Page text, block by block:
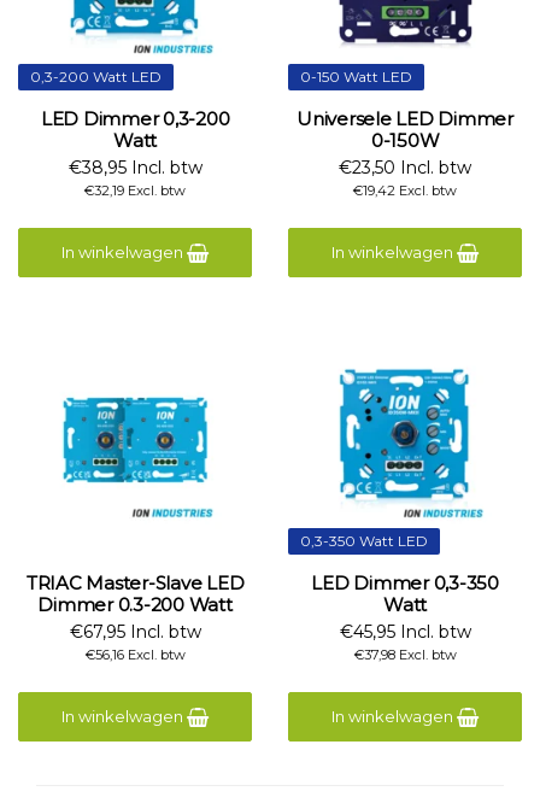
0,3-200 Watt LED
LED Dimmer 0,3-200
Watt
€38,95 Incl. btw
€32,19 Excl. btw
In winkelwagen
0-150 Watt LED
Universele LED Dimmer
0-150W
€23,50 Incl. btw
€19,42 Excl. btw
In winkelwagen
TRIAC Master-Slave LED
Dimmer 0.3-200 Watt
€67,95 Incl. btw
€56,16 Excl. btw
In winkelwagen
0,3-350 Watt LED
LED Dimmer 0,3-350
Watt
€45,95 Incl. btw
€37,98 Excl. btw
In winkelwagen